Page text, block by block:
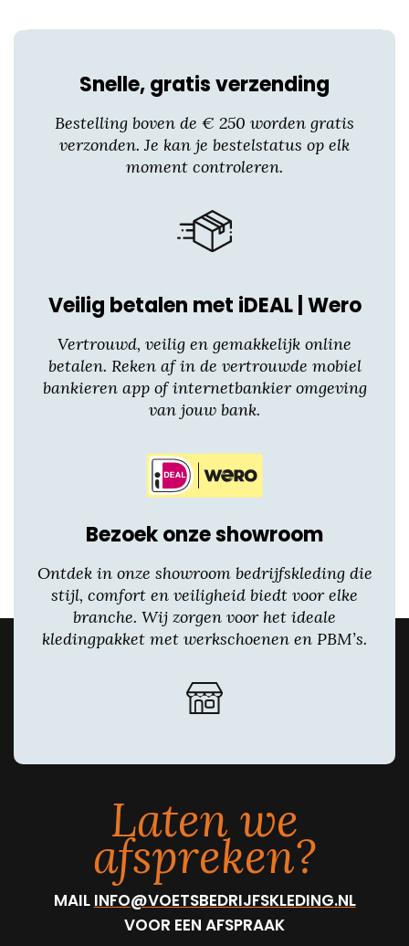
op
productpagina
Snelle, gratis verzending
Bestelling boven de € 250 worden gratis
verzonden. Je kan je bestelstatus op elk
moment controleren.
Veilig betalen met iDEAL | Wero
Vertrouwd, veilig en gemakkelijk online
betalen. Reken af in de vertrouwde mobiel
bankieren app of internetbankier omgeving
van jouw bank.
Bezoek onze showroom
Ontdek in onze showroom bedrijfskleding die
stijl, comfort en veiligheid biedt voor elke
branche. Wij zorgen voor het ideale
kledingpakket met werkschoenen en PBM’s.
Laten we
afspreken?
MAIL INFO@VOETSBEDRIJFSKLEDING.NL
VOOR EEN AFSPRAAK